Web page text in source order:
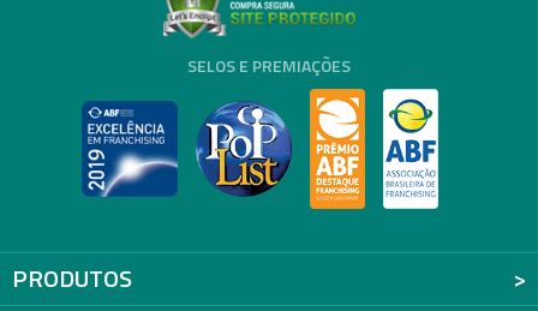
PRODUTOS
SELOS E PREMIAÇÕES